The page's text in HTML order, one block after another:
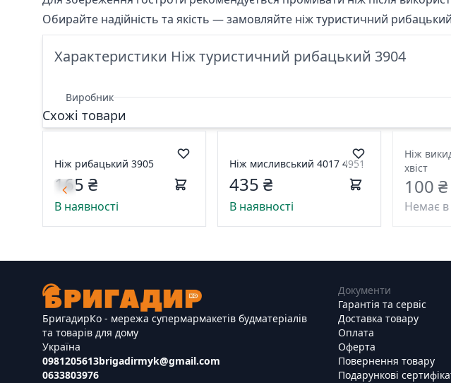
Обирайте надійність та якість — замовляйте ніж туристичний
Характеристики Ніж туристичний рибацький 3904
Виробник
Схожі товари
Ніж рибацький 3905
165 ₴
В наявності
Ніж мисливський 4017 4951
435 ₴
В наявності
Ніж
хвіст
100 ₴
Немає в
БригадирКо - мережа супермармакетів будматеріалів
та товарів для дому
Україна
0981205613
0633803976
brigadirmyk@gmail.com
Документи
Гарантія та сервіс
Доставка товару
Оплата
Оферта
Повернення товару
Подарункові